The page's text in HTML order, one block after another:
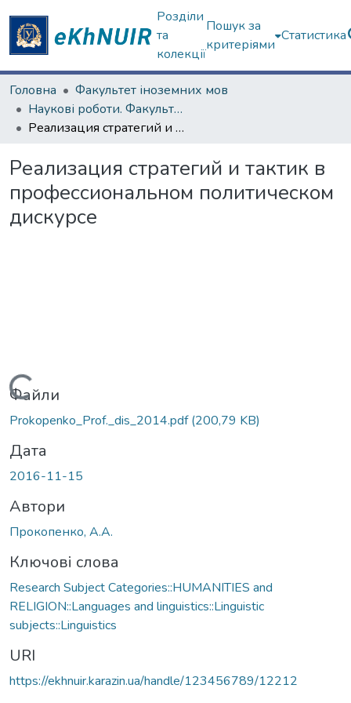
Розділи
та
колекції
Пошук за
критеріями
Статистика
Головна
Факультет іноземних мов
Наукові роботи. Факультет іноземних мов
Реализация стратегий и тактик в профессиональном политическом дискурсе
Реализация стратегий и тактик в
профессиональном политическом
дискурсе
Вантажиться...
Файли
Prokopenko_Prof._dis_2014.pdf(200,79 KB)
Дата
2016-11-15
Автори
Прокопенко, А.А.
Ключові слова
Research Subject Categories::HUMANITIES and
RELIGION::Languages and linguistics::Linguistic
subjects::Linguistics
URI
https://ekhnuir.karazin.ua/handle/123456789/12212